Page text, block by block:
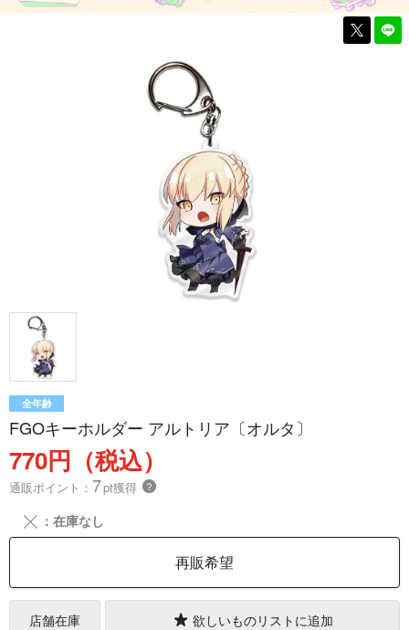
全年齢
FGOキーホルダー アルトリア〔オルタ〕
770円（税込）
通販ポイント： 7pt獲得 ？
╳ ：在庫なし
再販希望
店舗在庫 欲しいものリストに追加